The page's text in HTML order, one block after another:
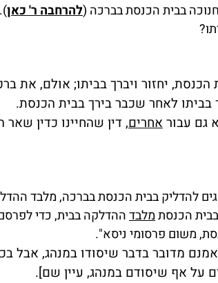
חנוכה בבית הכנסת בברכה (להרחבה ר' כאן
יחזור ויברך בביתו; אולם, את
בביתו לאחר שכבר בירך בבית הכנסת.
גם עבוראחרים,דין שהחיינו כדין
להדליק בבית הכנסת בברכה, מלבד
הכנסתמלבדההדלקה בבית, כדי
משום פרסומי ניסא".
מדובר בדבר שיסודו במנהג, אבל
על אף שיסודם במנהג, עיין שם].